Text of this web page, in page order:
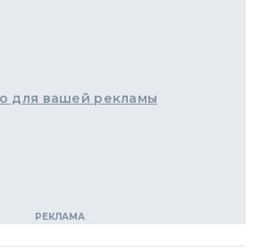
для вашей рекламы